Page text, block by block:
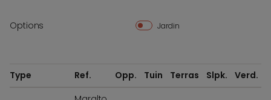
Options Jardin
Type Ref. Opp. Tuin Terras Slpk.
Verd.